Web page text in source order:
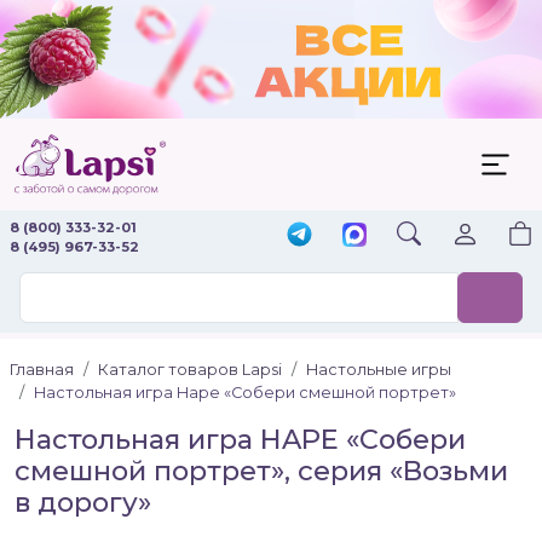
8 (800) 333-32-01
8 (495) 967-33-52
Главная Каталог товаров Lapsi
Настольные игры
Настольная игра Hape «Собери смешной портрет»
Настольная игра HAPE «Собери
смешной портрет», серия «Возьми
в дорогу»